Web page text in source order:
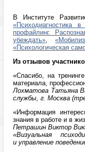
В Институте
«Психодиагностика
профайлинг.
убеждать»,
«Психологическая
Из отзывов
«Спасибо, на
материала,
Лохматова Татьяна
службы, г. Москва
«Информация
знания в работе и в
Петрашин Виктор
«Визуальная
и управление